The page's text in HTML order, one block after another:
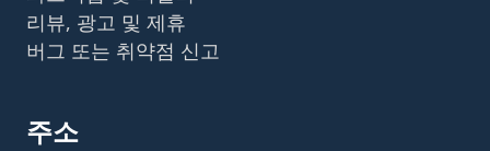
리뷰, 광고 및 제휴
버그 또는 취약점 신고
주소